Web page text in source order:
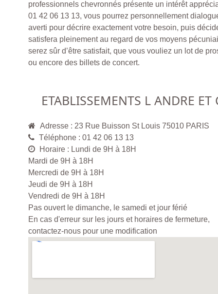
professionnels chevronnés présente un intérêt
01 42 06 13 13, vous pourrez personnellement
averti pour décrire exactement votre besoin, puis
satisfera pleinement au regard de vos moyens
serez sûr d’être satisfait, que vous vouliez un lot de
ou encore des billets de concert.
ETABLISSEMENTS L ANDRE ET
Adresse : 23 Rue Buisson St Louis 75010 PARIS
Téléphone : 01 42 06 13 13
Horaire : Lundi de 9H à 18H
Mardi de 9H à 18H
Mercredi de 9H à 18H
Jeudi de 9H à 18H
Vendredi de 9H à 18H
Pas ouvert le dimanche, le samedi et jour férié
En cas d'erreur sur les jours et horaires de fermeture,
contactez-nous pour une modification